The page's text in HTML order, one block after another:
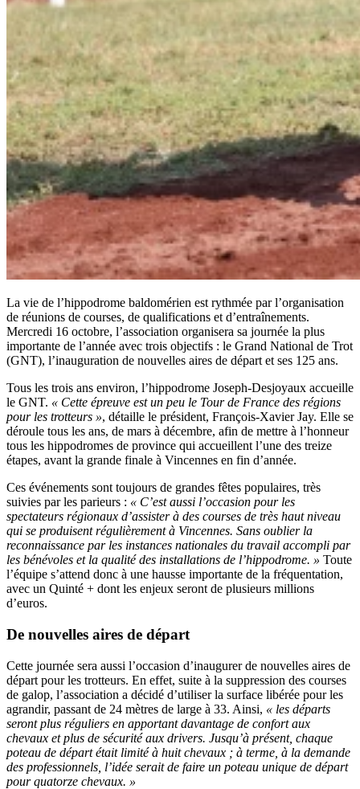
La vie de l’hippodrome baldomérien est rythmée par l’organisation
de réunions de courses, de qualifications et d’entraînements.
Mercredi 16 octobre, l’association organisera sa journée la plus
importante de l’année avec trois objectifs : le Grand National de Trot
(GNT), l’inauguration de nouvelles aires de départ et ses 125 ans.
Tous les trois ans environ, l’hippodrome Joseph-Desjoyaux accueille
le GNT. « Cette épreuve est un peu le Tour de France des régions
pour les trotteurs », détaille le président, François-Xavier Jay. Elle se
déroule tous les ans, de mars à décembre, afin de mettre à l’honneur
tous les hippodromes de province qui accueillent l’une des treize
étapes, avant la grande finale à Vincennes en fin d’année.
Ces événements sont toujours de grandes fêtes populaires, très
suivies par les parieurs : « C’est aussi l’occasion pour les
spectateurs régionaux d’assister à des courses de très haut niveau
qui se produisent régulièrement à Vincennes. Sans oublier la
reconnaissance par les instances nationales du travail accompli par
les bénévoles et la qualité des installations de l’hippodrome. » Toute
l’équipe s’attend donc à une hausse importante de la fréquentation,
avec un Quinté + dont les enjeux seront de plusieurs millions
d’euros.
De nouvelles aires de départ
Cette journée sera aussi l’occasion d’inaugurer de nouvelles aires de
départ pour les trotteurs. En effet, suite à la suppression des courses
de galop, l’association a décidé d’utiliser la surface libérée pour les
agrandir, passant de 24 mètres de large à 33. Ainsi, « les départs
seront plus réguliers en apportant davantage de confort aux
chevaux et plus de sécurité aux drivers. Jusqu’à présent, chaque
poteau de départ était limité à huit chevaux ; à terme, à la demande
des professionnels, l’idée serait de faire un poteau unique de départ
pour quatorze chevaux. »